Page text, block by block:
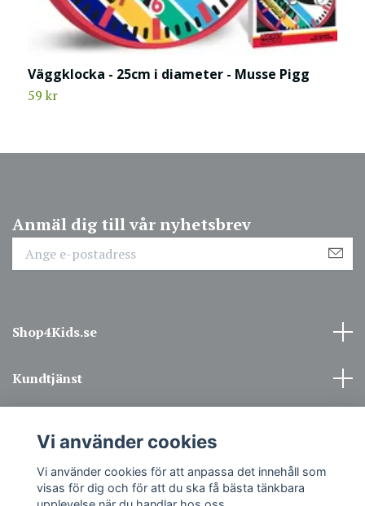
Väggklocka - 25cm i diameter - Musse Pigg
59 kr
Anmäl dig till vår nyhetsbrev
Shop4Kids.se
Kundtjänst
Sociala medier
Vi använder cookies
Vi använder cookies för att anpassa det innehåll som
visas för dig och för att du ska få bästa tänkbara